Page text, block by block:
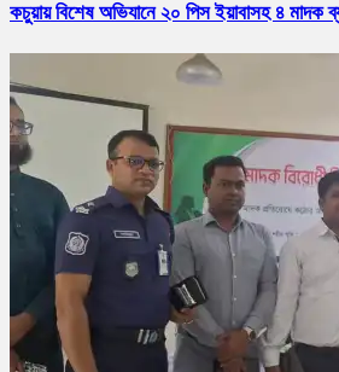
কচুয়ায় বিশেষ অভিযানে ২০ পিস ইয়াবাসহ ৪ মাদক